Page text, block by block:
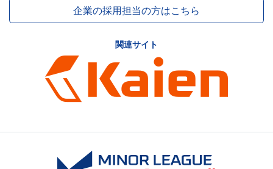
企業の採用担当の方はこちら
関連サイト